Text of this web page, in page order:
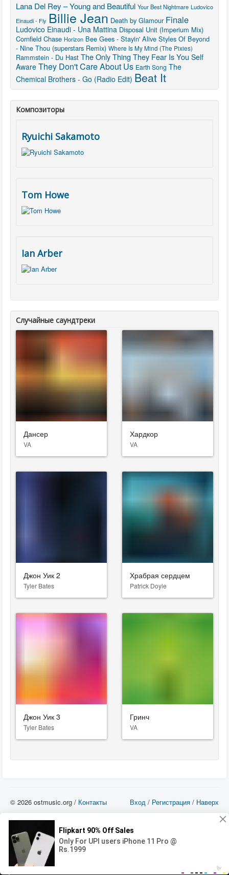
Error loading media: File could not be played 00:00
Lana Del Rey – Young and Beautiful Your Best Nightmare Ludovico
Einaudi - Fly Billie Jean Death by Glamour Finale
Ludovico Einaudi - Una Mattina Disposal Unit (Imperium Mix)
Cornfield Chase Horizon Bee Gees - Stayin' Alive Styles Of Beyond
- Nine Thou (superstars Remix) Where Is My Mind (The Pixies)
Rammstein - Du Hast The Only Thing They Fear Is You Self
Aware They Don't Care About Us Earth Song The
Chemical Brothers - Go (Radio Edit) Beat It
Композиторы
Ryuichi Sakamoto
Tom Howe
Ian Arber
Случайные саундтреки
Дансер
VA
Хардкор
VA
Джон Уик 2
Tyler Bates
Храбрая сердцем
Patrick Doyle
Джон Уик 3
Tyler Bates
Гринч
VA
Вход / Регистрация / Наверх
© 2026 ostmusic.org / Контакты
можете использовать такие материалы только в том в случае, если
использование производится с ознакомительными целями - для прочих целей
вы должны приобрести лицензионную запись.